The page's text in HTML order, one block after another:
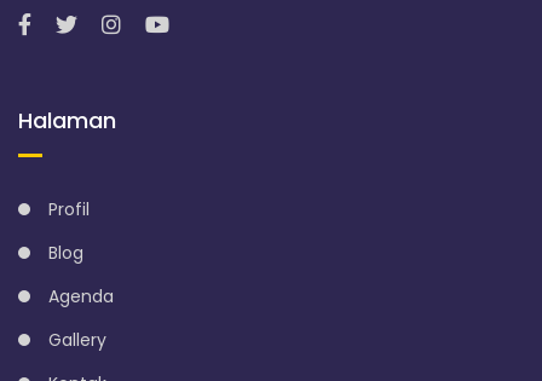
Halaman
Profil
Blog
Agenda
Gallery